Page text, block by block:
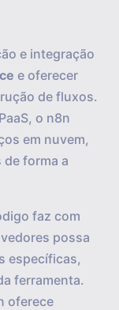
e integração
e oferecer
de fluxos.
o n8n
em nuvem,
forma a
faz com
possa
específicas,
ferramenta.
oferece